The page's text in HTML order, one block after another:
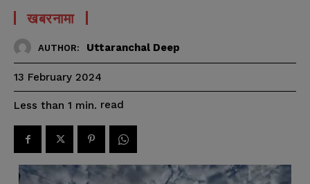
खबरनामा
AUTHOR: Uttaranchal Deep
13 February 2024
Less than 1 min. read